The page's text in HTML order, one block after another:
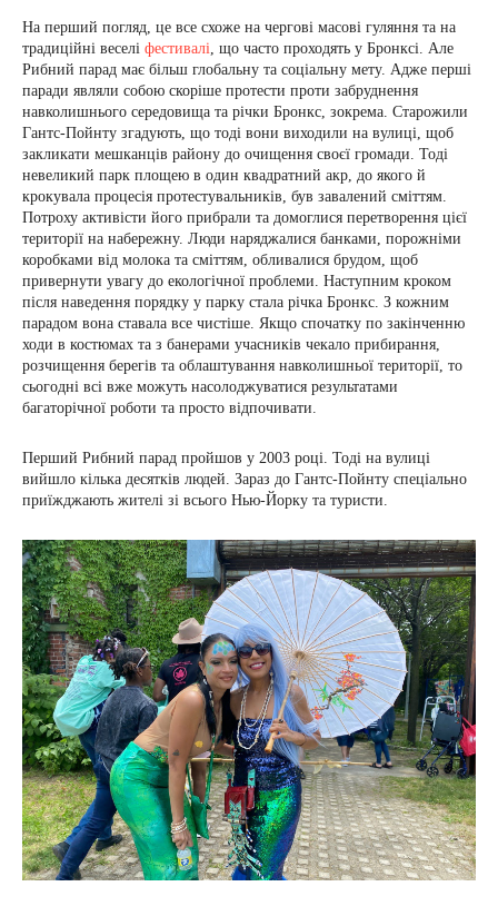
На перший погляд, це все схоже на чергові масові гуляння та на
традиційні веселі фестивалі , що часто проходять у Бронксі. Але
Рибний парад має більш глобальну та соціальну мету. Адже перші
паради являли собою скоріше протести проти забруднення
навколишнього середовища та річки Бронкс, зокрема. Старожили
Гантс-Пойнту згадують, що тоді вони виходили на вулиці, щоб
закликати мешканців району до очищення своєї громади. Тоді
невеликий парк площею в один квадратний акр, до якого й
крокувала процесія протестувальників, був завалений сміттям.
Потроху активісти його прибрали та домоглися перетворення цієї
території на набережну. Люди наряджалися банками, порожніми
коробками від молока та сміттям, обливалися брудом, щоб
привернути увагу до екологічної проблеми. Наступним кроком
після наведення порядку у парку стала річка Бронкс. З кожним
парадом вона ставала все чистіше. Якщо спочатку по закінченню
ходи в костюмах та з банерами учасників чекало прибирання,
розчищення берегів та облаштування навколишньої території, то
сьогодні всі вже можуть насолоджуватися результатами
багаторічної роботи та просто відпочивати.
Перший Рибний парад пройшов у 2003 році. Тоді на вулиці
вийшло кілька десятків людей. Зараз до Гантс-Пойнту спеціально
приїжджають жителі зі всього Нью-Йорку та туристи.